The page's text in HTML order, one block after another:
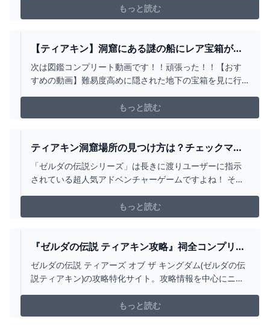
ンダナの取り方をまとめています。
もっと読む
【ティアキン】洞窟にある謎の船にレア宝箱があ
るらしいので開けに行ってみたら...【ゼルダの伝
説 ティアーズ オブ ザ キングダム】 - YOUTUBE
次は図鑑コンプリート動画です！！頑張った！！【おす
すめの動画】難易度高めに隠された地下の宝箱を見に行
を倒すと開けられるレア宝箱を見に行ってみた
ら....https://youtu.be/MkuuHHgQ3s8ティアキン史上最
もっと読む
ティアキン洞窟場所の見つけ方は？チェックマー
クの意味も解説！ GENTILBLOG
「ゼルダの伝説シリーズ」は長きに渡りユーザーに指示
されている超人気アドベンチャーゲームですよね！ そし
(ティアキン)」が発売されました！ 「ティアキン」は
2017年3月発売の「ブレス
もっと読む
『ゼルダの伝説 ティアキン攻略』祠全コンプリー
トは桜巡りで洞窟回っていればついでに終わる
な。 ゲーム特化速報！
ゼルダの伝説 ティアーズ オブ ザ キングダム(ゼルダの伝
説ティアキン)の攻略特化サイト。攻略情報を中心にニュ
『ゼルダの伝説 ティアキン攻略』祠全コンプリートは桜
巡りで洞窟回っていればついでに終わるな。
もっと読む